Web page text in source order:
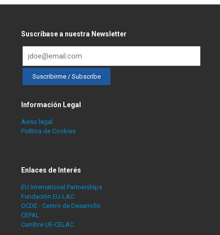
Suscríbase a nuestra Newsletter
Información Legal
Aviso legal
Política de Cookies
Enlaces de Interés
EU International Partnerships
Fundación EU-LAC
OCDE - Centro de Desarrollo
CEPAL
Cumbre UE-CELAC